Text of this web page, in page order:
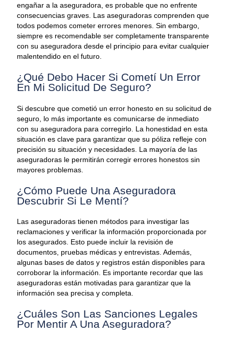
engañar a la aseguradora, es probable que no enfrente
consecuencias graves. Las aseguradoras comprenden que
todos podemos cometer errores menores. Sin embargo,
siempre es recomendable ser completamente transparente
con su aseguradora desde el principio para evitar cualquier
malentendido en el futuro.
¿Qué Debo Hacer Si Cometí Un Error
En Mi Solicitud De Seguro?
Si descubre que cometió un error honesto en su solicitud de
seguro, lo más importante es comunicarse de inmediato
con su aseguradora para corregirlo. La honestidad en esta
situación es clave para garantizar que su póliza refleje con
precisión su situación y necesidades. La mayoría de las
aseguradoras le permitirán corregir errores honestos sin
mayores problemas.
¿Cómo Puede Una Aseguradora
Descubrir Si Le Mentí?
Las aseguradoras tienen métodos para investigar las
reclamaciones y verificar la información proporcionada por
los asegurados. Esto puede incluir la revisión de
documentos, pruebas médicas y entrevistas. Además,
algunas bases de datos y registros están disponibles para
corroborar la información. Es importante recordar que las
aseguradoras están motivadas para garantizar que la
información sea precisa y completa.
¿Cuáles Son Las Sanciones Legales
Por Mentir A Una Aseguradora?